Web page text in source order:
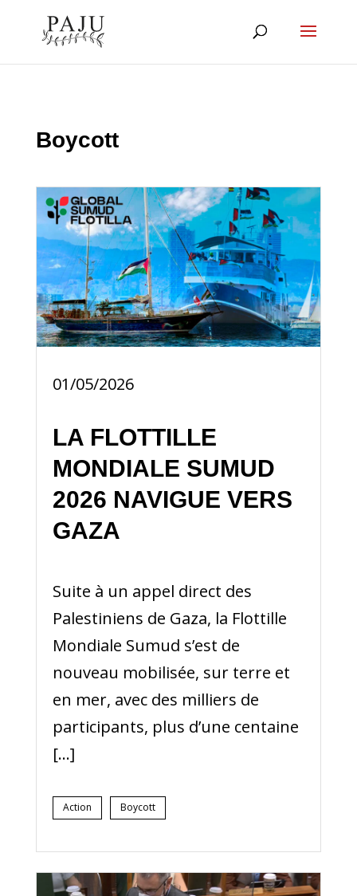
Boycott
01/05/2026
LA FLOTTILLE
MONDIALE SUMUD
2026 NAVIGUE VERS
GAZA
Suite à un appel direct des
Palestiniens de Gaza, la Flottille
Mondiale Sumud s’est de
nouveau mobilisée, sur terre et
en mer, avec des milliers de
participants, plus d’une centaine
[…]
Action Boycott